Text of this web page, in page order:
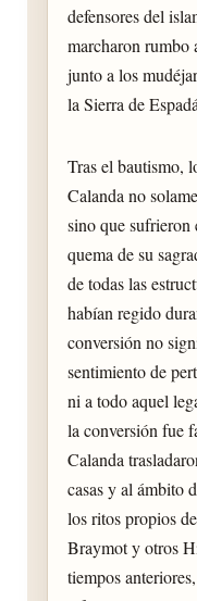
defensores del
marcharon rumbo
junto a los
la Sierra de
Tras el bautismo,
Calanda no
sino que sufrieron
quema de su
de todas las
habían regido
conversión no
sentimiento de
ni a todo aquel
la conversión fue
Calanda
casas y al ámbito
los ritos propios
Braymot y otros
tiempos